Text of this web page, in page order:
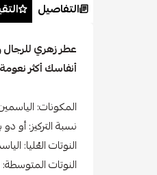
التفاصيل
عطر زهري
أنفاسك أكثر
المكونات:
نسبة التركيز: أو دو
النوتات العُليا:
النوتات المتوسطة: